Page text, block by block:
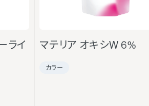
ライ
マテリア オキシW 6%
カラー